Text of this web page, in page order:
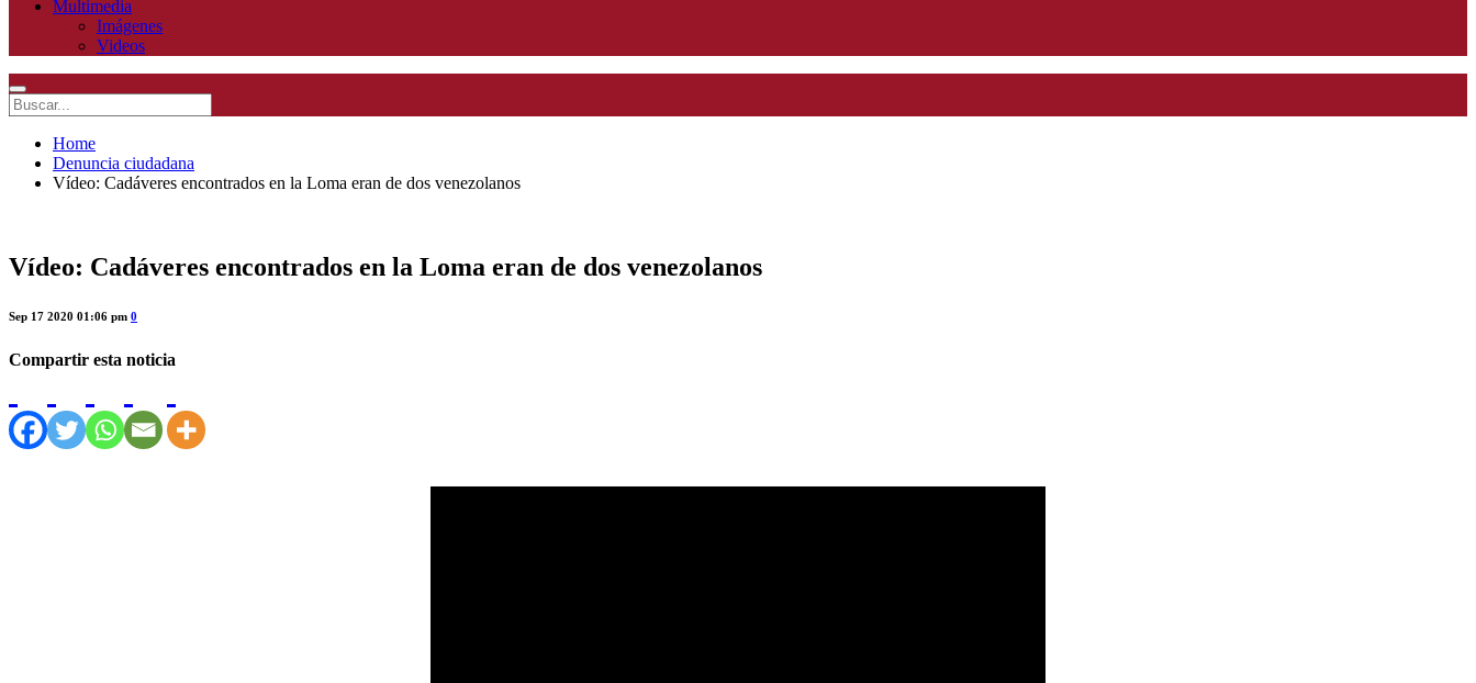
Multimedia
Imágenes
Videos
Home
Denuncia ciudadana
Vídeo: Cadáveres encontrados en la Loma eran de dos venezolanos
Vídeo: Cadáveres encontrados en la Loma eran de dos venezolanos
Sep 17 2020 01:06 pm 0
Compartir esta noticia